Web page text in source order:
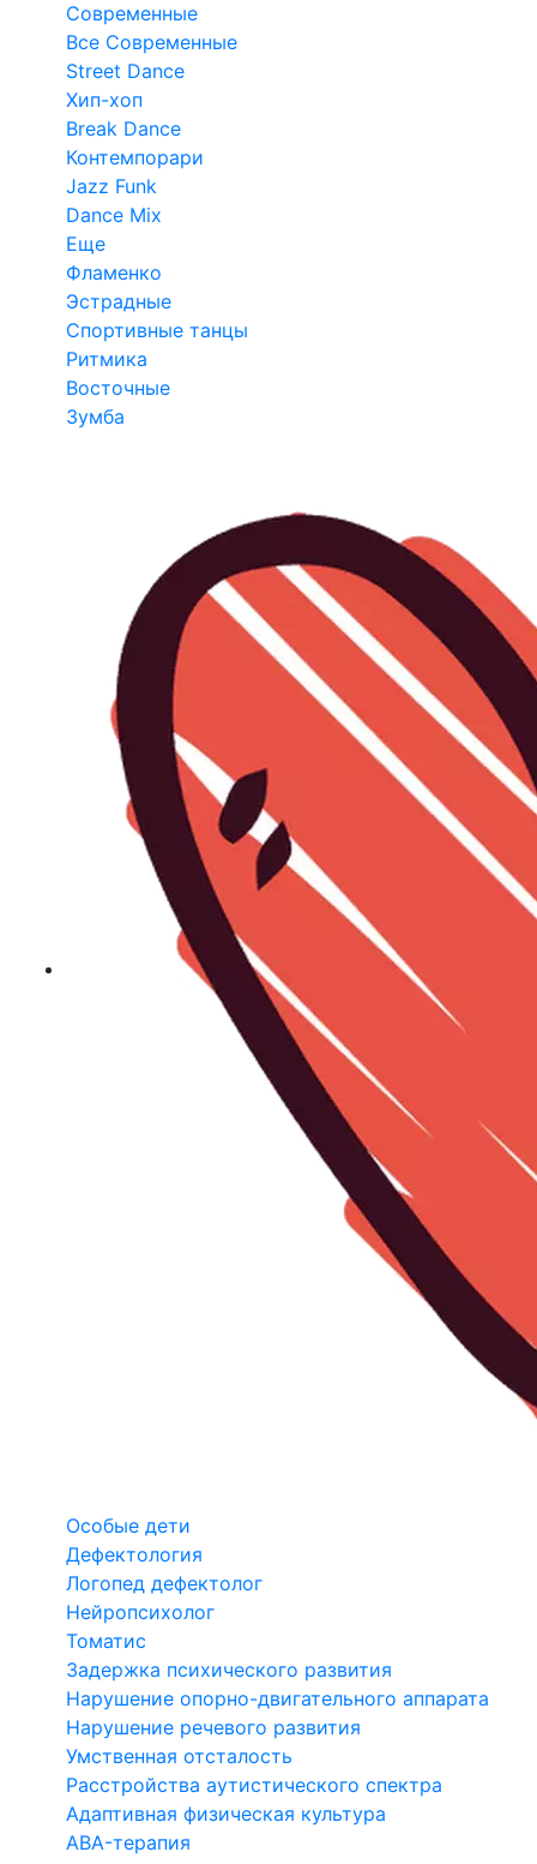
Современные
Все Современные
Street Dance
Хип-хоп
Break Dance
Контемпорари
Jazz Funk
Dance Mix
Еще
Фламенко
Эстрадные
Спортивные танцы
Ритмика
Восточные
Зумба
Особые дети
Дефектология
Логопед дефектолог
Нейропсихолог
Томатис
Задержка психического развития
Нарушение опорно-двигательного аппарата
Нарушение речевого развития
Умственная отсталость
Расстройства аутистического спектра
Адаптивная физическая культура
ABA-терапия